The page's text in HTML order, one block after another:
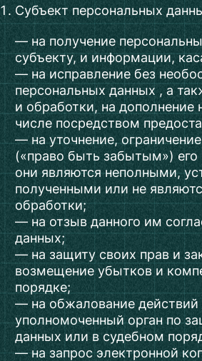
Субъект персональных
— на получение
субъекту, и информации,
— на исправление без
персональных данных , а
и обработки, на
числе посредством
— на уточнение,
(«право быть забытым») его
они являются неполными,
полученными или не
обработки;
— на отзыв данного им
данных;
— на защиту своих прав и
возмещение убытков и
порядке;
— на обжалование действий
уполномоченный орган по
данных или в судебном
— на запрос электронной